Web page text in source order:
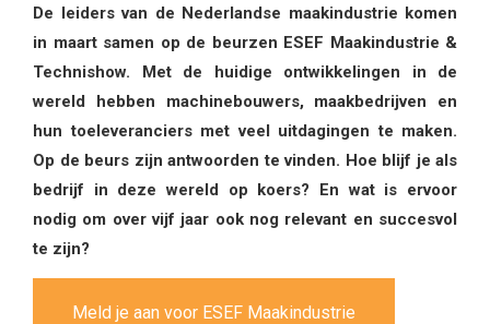
De leiders van de Nederlandse maakindustrie komen
in maart samen op de beurzen ESEF Maakindustrie &
Technishow. Met de huidige ontwikkelingen in de
wereld hebben machinebouwers, maakbedrijven en
hun toeleveranciers met veel uitdagingen te maken.
Op de beurs zijn antwoorden te vinden. Hoe blijf je als
bedrijf in deze wereld op koers? En wat is ervoor
nodig om over vijf jaar ook nog relevant en succesvol
te zijn?
Meld je aan voor ESEF Maakindustrie